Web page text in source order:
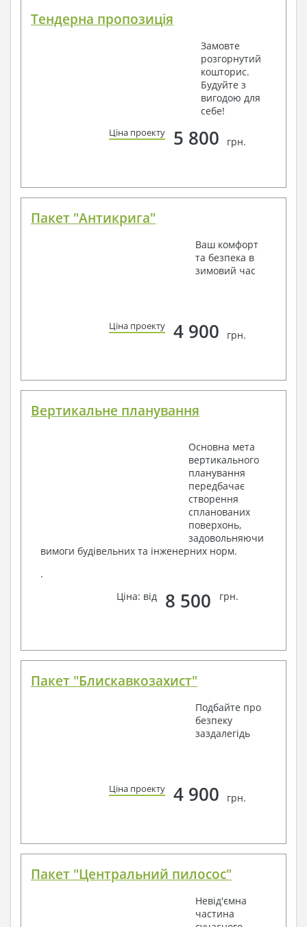
Тендерна пропозиція
Замовте
розгорнутий
кошторис.
Будуйте з
вигодою для
себе!
Ціна проекту 5 800 грн.
Пакет "Антикрига"
Ваш комфорт
та безпека в
зимовий час
Ціна проекту 4 900 грн.
Вертикальне планування
Основна мета
вертикального
планування
передбачає
створення
спланованих
поверхонь,
задовольняючи
вимоги будівельних та інженерних норм.
.
Ціна: від
8 500 грн.
Пакет "Блискавкозахист"
Подбайте про
безпеку
заздалегідь
Ціна проекту 4 900 грн.
Пакет "Центральний пилосос"
Невід'ємна
частина